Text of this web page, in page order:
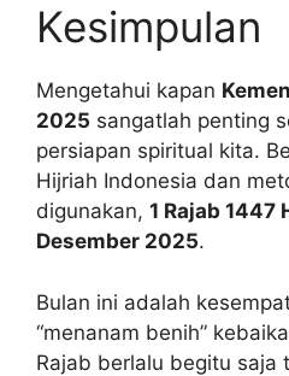
Kesimpulan
Mengetahui kapan
2025 sangatlah penting
persiapan spiritual kita.
Hijriah Indonesia dan
digunakan, 1 Rajab 1447
Desember 2025.
Bulan ini adalah
“menanam benih”
Rajab berlalu begitu saja